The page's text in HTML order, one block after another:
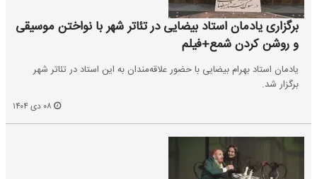
برگزاری یادمان استاد بیضایی در تئاتر شهر با نواختن موسیقی
و روشن کردن شمع+فیلم
یادمان استاد بهرام بیضایی با حضور علاقه‌مندان به این استاد در تئاتر شهر
برگزار شد.